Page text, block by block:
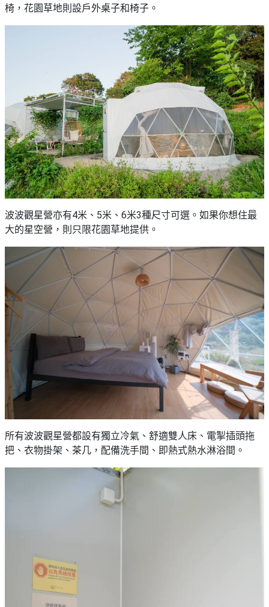
椅，花園草地則設戶外桌子和椅子。
波波觀星營亦有4米、5米、6米3種尺寸可選。如果你想住最
大的星空營，則只限花園草地提供。
所有波波觀星營都設有獨立冷氣、舒適雙人床、電掣插頭拖
把、衣物掛架、茶几，配備洗手間、即熱式熱水淋浴間。